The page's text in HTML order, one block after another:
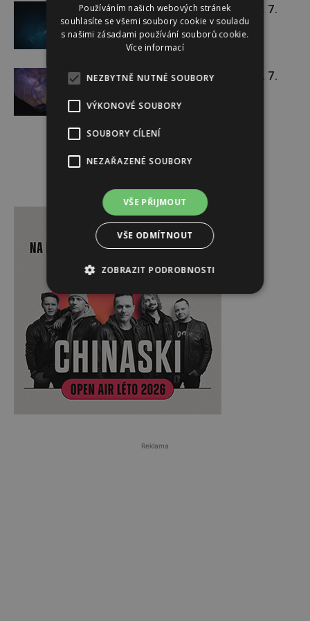
Týdenní horoskop 20. 7. – 26. 7.
Týdenní horoskop 13. 7. – 19. 7.
Reklama
Reklama
Používáním našich webových stránek
souhlasíte se všemi soubory cookie v souladu
s našimi zásadami používání souborů cookie.
Více informací
NEZBYTNĚ NUTNÉ SOUBORY
VÝKONOVÉ SOUBORY
SOUBORY CÍLENÍ
NEZAŘAZENÉ SOUBORY
VŠE PŘIJMOUT
VŠE ODMÍTNOUT
ZOBRAZIT PODROBNOSTI